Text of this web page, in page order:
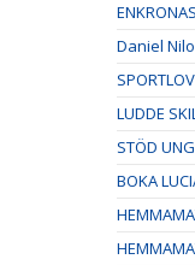
Daniel
LUDDE
STÖD
BOKA